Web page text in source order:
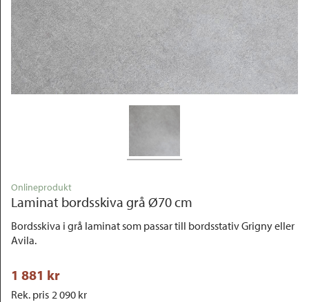
Utemöbler
Varumärken
Outlet
Onlineprodukt
Laminat bordsskiva grå Ø70 cm
Bordsskiva i grå laminat som passar till bordsstativ Grigny eller
Avila.
1 881 kr
Rek. pris 2 090 kr